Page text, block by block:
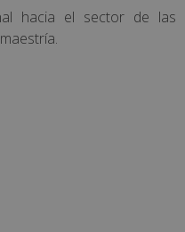
hacia el sector de las